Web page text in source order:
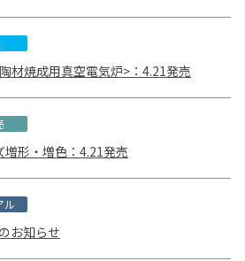
材焼成用真空電気炉>：4.21発売
増形・増色 ：4.21発売
ル
お知らせ